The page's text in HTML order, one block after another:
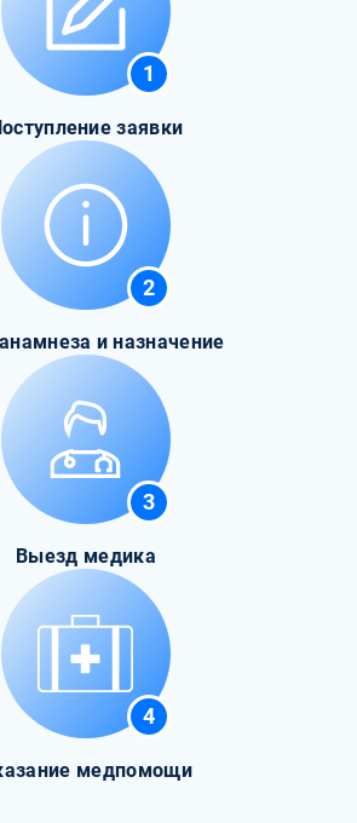
1
заявки
2
и назначение
3
Выезд медика
4
медпомощи